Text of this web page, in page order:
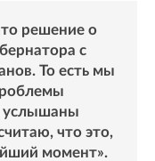
решение о
с
То есть мы
услышаны
что это,
момент».